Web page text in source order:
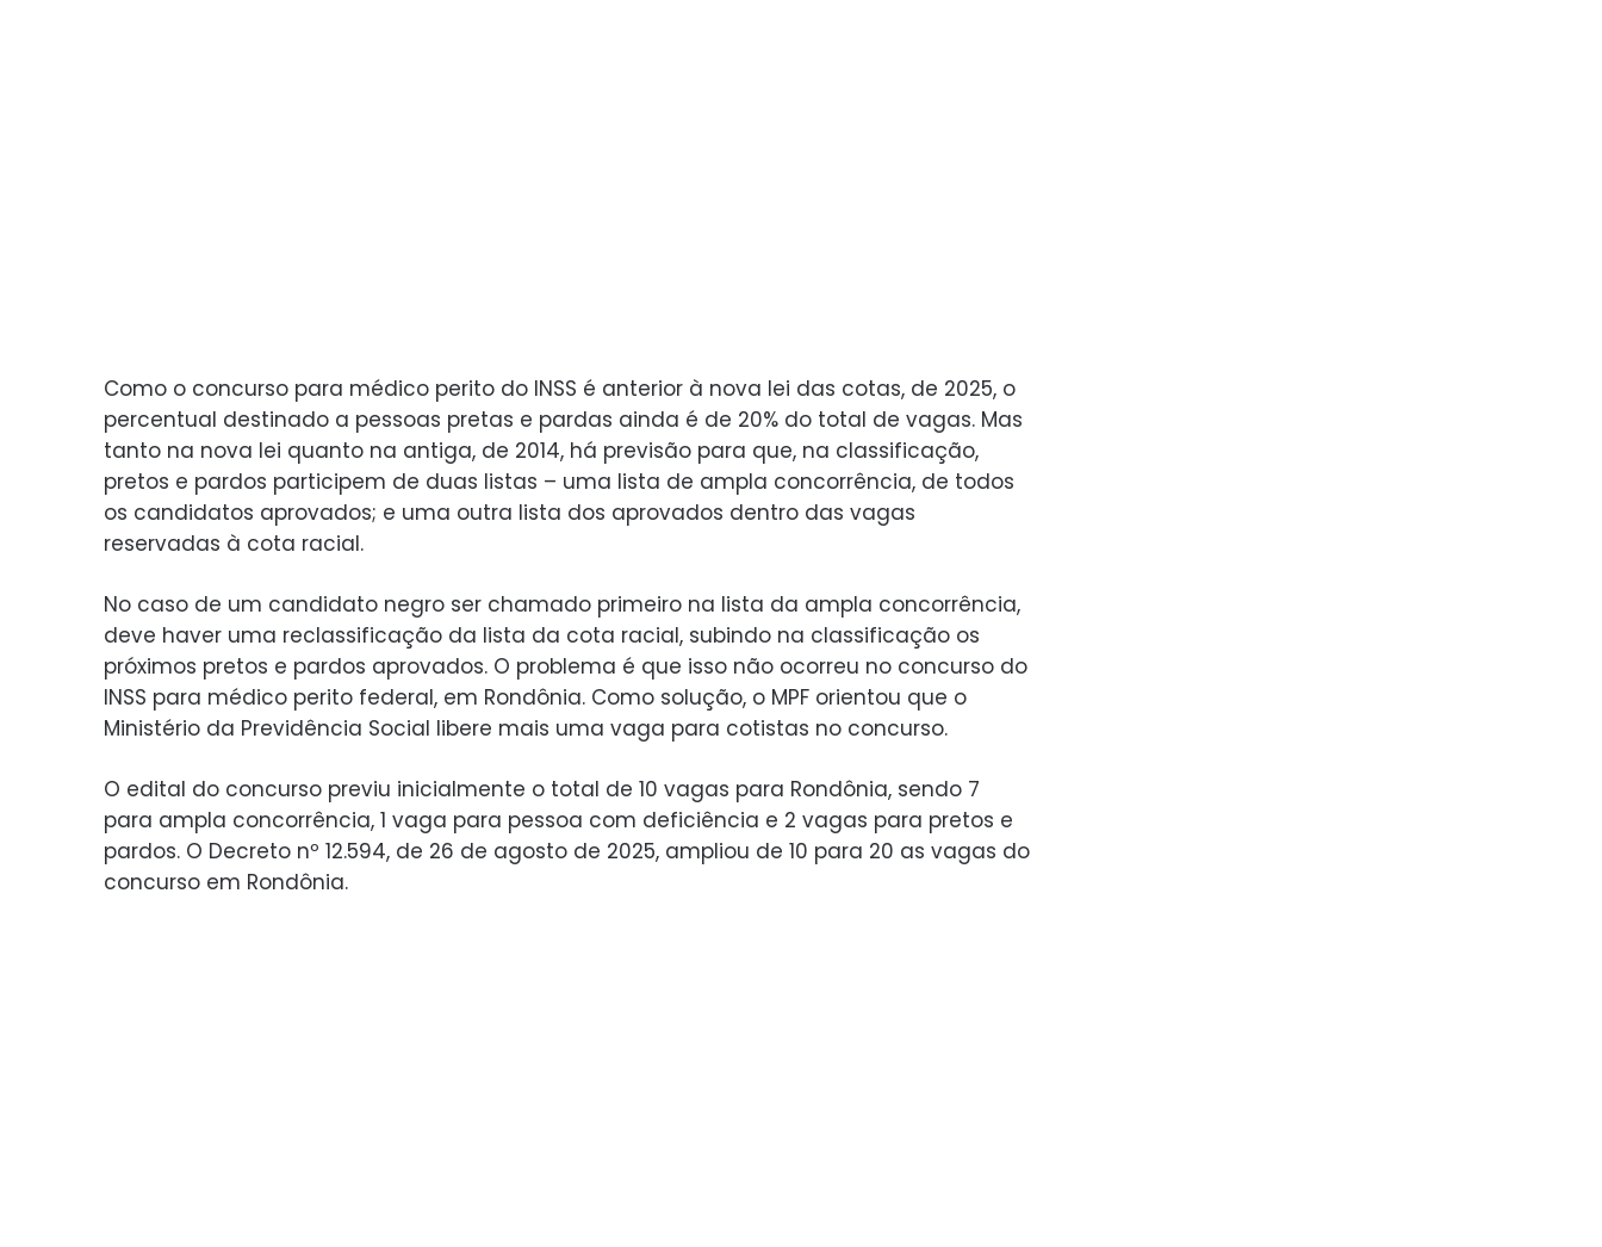
Como o concurso para médico perito do INSS é anterior à nova lei das cotas, de 2025, o
percentual destinado a pessoas pretas e pardas ainda é de 20% do total de vagas. Mas
tanto na nova lei quanto na antiga, de 2014, há previsão para que, na classificação,
pretos e pardos participem de duas listas – uma lista de ampla concorrência, de todos
os candidatos aprovados; e uma outra lista dos aprovados dentro das vagas
reservadas à cota racial.
No caso de um candidato negro ser chamado primeiro na lista da ampla concorrência,
deve haver uma reclassificação da lista da cota racial, subindo na classificação os
próximos pretos e pardos aprovados. O problema é que isso não ocorreu no concurso do
INSS para médico perito federal, em Rondônia. Como solução, o MPF orientou que o
Ministério da Previdência Social libere mais uma vaga para cotistas no concurso.
O edital do concurso previu inicialmente o total de 10 vagas para Rondônia, sendo 7
para ampla concorrência, 1 vaga para pessoa com deficiência e 2 vagas para pretos e
pardos. O Decreto nº 12.594, de 26 de agosto de 2025, ampliou de 10 para 20 as vagas do
concurso em Rondônia.